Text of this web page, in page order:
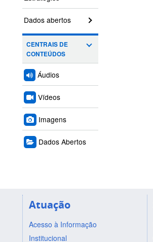
Dados abertos
CENTRAIS DE
CONTEÚDOS
Áudios
Vídeos
Imagens
Dados Abertos
Atuação
Acesso à Informação
Institucional